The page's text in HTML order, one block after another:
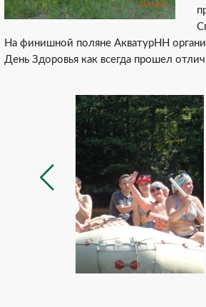
На финишной поляне АкватурНН
День Здоровья как всегда прошел